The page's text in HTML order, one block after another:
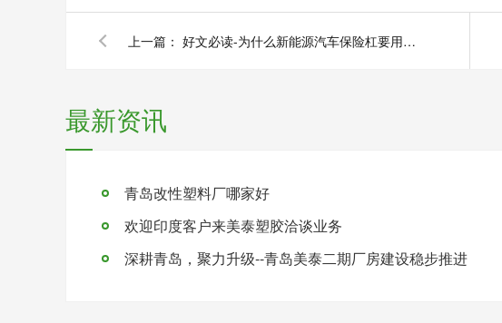
上一篇： 好文必读-为什么新能源汽车保险杠要用PP材质的？青岛美泰塑胶
最新资讯
青岛改性塑料厂哪家好
欢迎印度客户来美泰塑胶洽谈业务
深耕青岛，聚力升级--青岛美泰二期厂房建设稳步推进